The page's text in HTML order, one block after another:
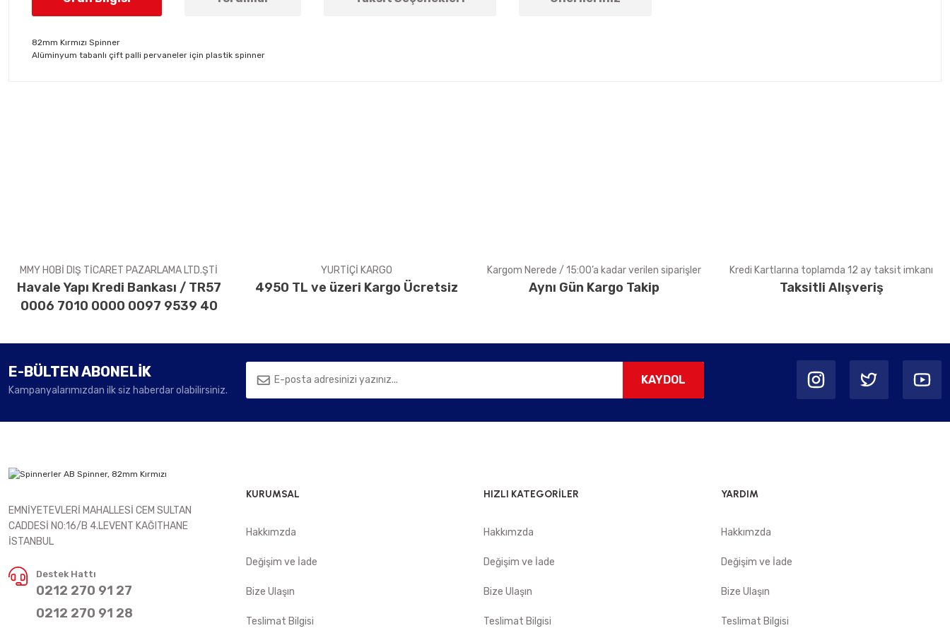
82mm Kırmızı Spinner
Alüminyum tabanlı çift palli pervaneler için plastik spinner
MMY HOBİ DIŞ TİCARET PAZARLAMA LTD.ŞTİ
Havale Yapı Kredi Bankası / TR57
0006 7010 0000 0097 9539 40
YURTİÇİ KARGO
4950 TL ve üzeri Kargo Ücretsiz
Kargom Nerede / 15:00’a kadar verilen siparişler
Aynı Gün Kargo Takip
Kredi Kartlarına toplamda 12 ay taksit imkanı
Taksitli Alışveriş
E-BÜLTEN ABONELİK
Kampanyalarımızdan ilk siz haberdar olabilirsiniz.
KAYDOL
EMNİYETEVLERİ MAHALLESİ CEM SULTAN
CADDESİ NO:16/B 4.LEVENT KAĞITHANE
İSTANBUL
Destek Hattı
0212 270 91 27
0212 270 91 28
KURUMSAL
Hakkımzda
Değişim ve İade
Bize Ulaşın
Teslimat Bilgisi
HIZLI KATEGORİLER
Hakkımzda
Değişim ve İade
Bize Ulaşın
Teslimat Bilgisi
YARDIM
Hakkımzda
Değişim ve İade
Bize Ulaşın
Teslimat Bilgisi